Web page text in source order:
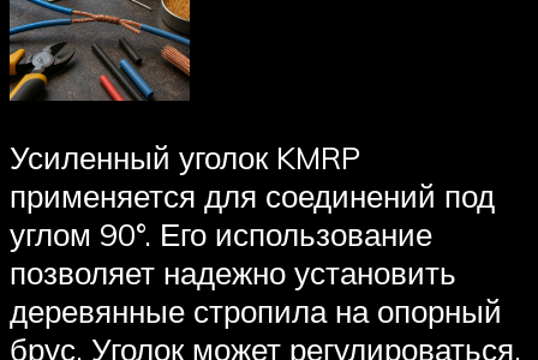
Усиленный уголок KMRP
применяется для соединений под
углом 90°. Его использование
позволяет надежно установить
деревянные стропила на опорный
брус. Уголок может регулироваться.